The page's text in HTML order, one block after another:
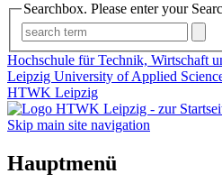
Searchbox. Please enter your
Hochschule für Technik, Wirtschaft
Leipzig University of Applied
HTWK Leipzig
Skip main site navigation
Hauptmenü